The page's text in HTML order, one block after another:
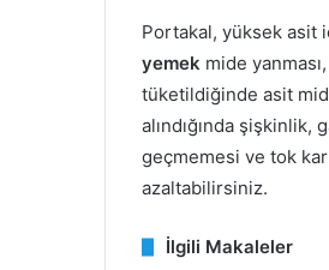
Portakal, yüksek asit
yemek mide
tüketildiğinde asit
alındığında
geçmemesi ve tok
azaltabilirsiniz.
İlgili Makaleler